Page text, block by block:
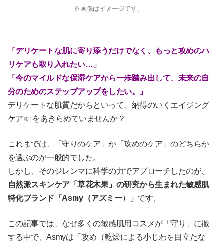
※画像はイメージです。
「デリケートな肌に寄り添うだけでなく、もっと攻めのハ
リケアも取り入れたい…」
「今のマイルドな保湿ケアから一歩踏み出して、未来の自
分のためのステップアップをしたい。」
デリケートな肌質だからといって、納得のいくエイジング
ケア※1 をあきらめていませんか？
これまでは、「守りのケア」か「攻めのケア」のどちらか
を選ぶのが一般的でした。
しかし、そのジレンマに科学の力でアプローチしたのが、
自然派スキンケア「草花木果」の研究から生まれた敏感肌
特化ブランド「Asmy（アズミー）」 です。
この記事では、なぜ多くの敏感肌用コスメが「守り」に徹
する中で、Asmyは「攻め（乾燥による小じわを目立たな